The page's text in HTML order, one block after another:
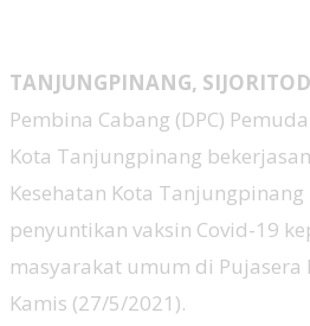
TANJUNGPINANG,
Pembina Cabang (DPC)
Kota Tanjungpinang
Kesehatan Kota
penyuntikan vaksin Covid-19
masyarakat umum di Pujasera
Kamis (27/5/2021).